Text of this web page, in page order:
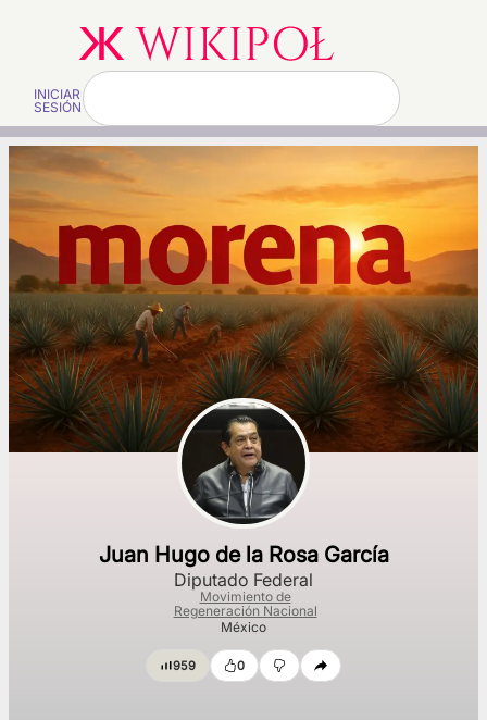
INICIAR
SESIÓN
Juan Hugo de la Rosa García
Diputado Federal
Movimiento de
Regeneración Nacional
México
959 0